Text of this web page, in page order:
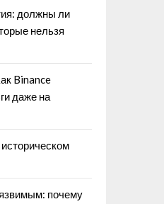
должны ли
нельзя
Binance
даже на
почему